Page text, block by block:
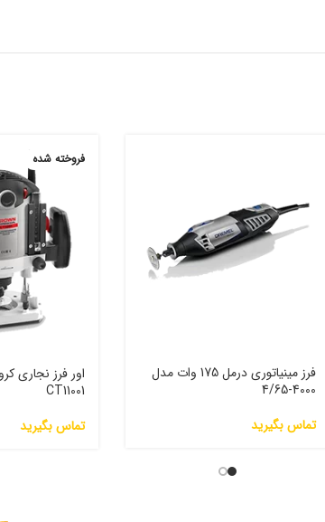
فرز مینیاتوری درمل 175 وات مدل
4000-4/65
تماس بگیرید
فروخته شده
CT11001
تماس بگیرید